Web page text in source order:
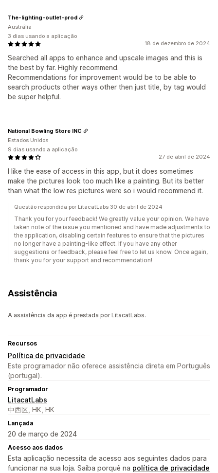
18 de dezembro de 2024
Searched all apps to enhance and upscale images and this is
the best by far. Highly recommend.
Recommendations for improvement would be to be able to
search products other ways other then just title, by tag would
be super helpful.
The-lighting-outlet-prod
Austrália
3 dias usando a aplicação
27 de abril de 2024
I like the ease of access in this app, but it does sometimes
make the pictures look too much like a painting. But its better
than what the low res pictures were so i would recommend it.
National Bowling Store INC
Estados Unidos
9 dias usando a aplicação
Questão respondida por LitacatLabs 30 de abril de 2024
Thank you for your feedback! We greatly value your opinion. We have
taken note of the issue you mentioned and have made adjustments to
the application, disabling certain features to ensure that the pictures
no longer have a painting-like effect. If you have any other
suggestions or feedback, please feel free to let us know. Once again,
thank you for your support and recommendation!
Assistência
A assistência da app é prestada por LitacatLabs.
Recursos
Política de privacidade
Este programador não oferece assistência direta em Português
(portugal).
Programador
LitacatLabs
中西区, HK, HK
Lançada
20 de março de 2024
Acesso aos dados
Esta aplicação necessita de acesso aos seguintes dados para
funcionar na sua loja. Saiba porquê na política de privacidade